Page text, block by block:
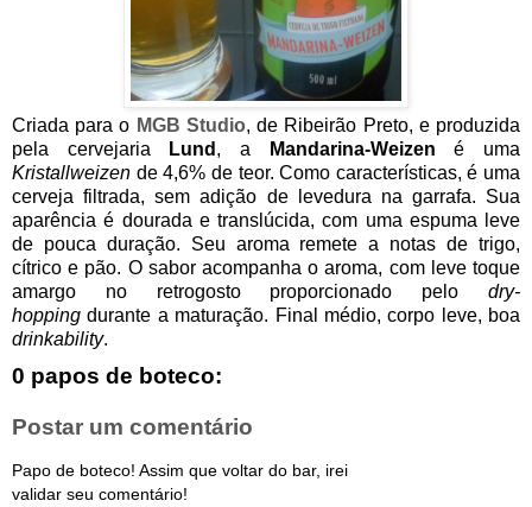
Criada para o MGB Studio, de Ribeirão Preto, e produzida
pela cervejaria
Lund , a Mandarina-Weizen é uma
Kristallweizen de 4,6% de teor. Como características, é uma
cerveja filtrada, sem adição de levedura na garrafa. Sua
aparência é dourada e translúcida, com uma espuma leve
de pouca duração. Seu aroma remete a notas de trigo,
cítrico e pão. O sabor acompanha o aroma, com leve toque
amargo no retrogosto proporcionado pelo dry-
hoppingdurante a maturação. Final médio, corpo leve, boa
drinkability.
0 papos de boteco:
Postar um comentário
Papo de boteco! Assim que voltar do bar, irei
validar seu comentário!